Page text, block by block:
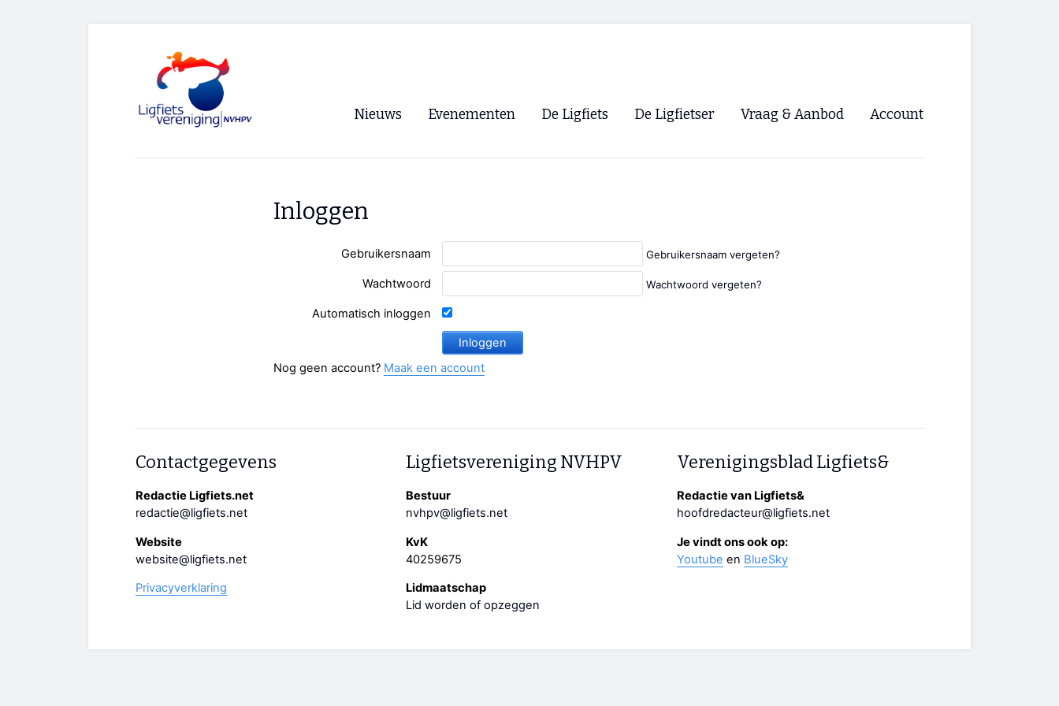
Nieuws Evenementen
Paastreffen
Oliebollentocht
De Ligfiets De Ligfietser
Lokale Fietsverenigingen
Vraag & Aanbod Account
Inloggen
Gebruikersnaam Gebruikersnaam vergeten?
Wachtwoord Wachtwoord vergeten?
Automatisch inloggen
Nog geen account? Maak een account
Contactgegevens
Redactie Ligfiets.net
redactie@ligfiets.net
Website
website@ligfiets.net
Privacyverklaring
Ligfietsvereniging NVHPV
Bestuur
nvhpv@ligfiets.net
KvK
40259675
Lidmaatschap
Lid worden of opzeggen
Verenigingsblad Ligfiets&
Redactie van Ligfiets&
hoofdredacteur@ligfiets.net
Je vindt ons ook op:
Youtube en BlueSky